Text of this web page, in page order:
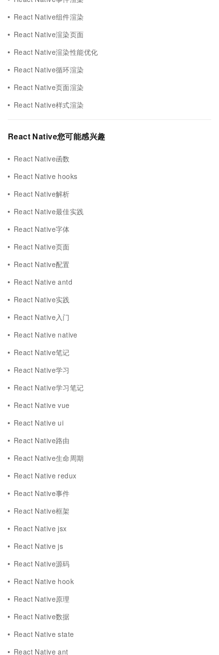
React Native组件渲染
React Native渲染页面
React Native渲染性能优化
React Native循环渲染
React Native页面渲染
React Native样式渲染
React Native您可能感兴趣
React Native函数
React Native hooks
React Native解析
React Native最佳实践
React Native字体
React Native页面
React Native配置
React Native antd
React Native实践
React Native入门
React Native native
React Native笔记
React Native学习
React Native学习笔记
React Native vue
React Native ui
React Native路由
React Native生命周期
React Native redux
React Native事件
React Native框架
React Native jsx
React Native js
React Native源码
React Native hook
React Native原理
React Native数据
React Native state
React Native ant